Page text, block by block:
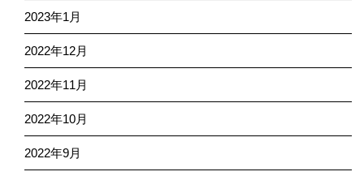
2023年1月
2022年12月
2022年11月
2022年10月
2022年9月